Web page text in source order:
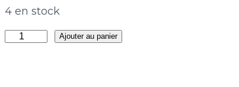
4 en stock
quantité
Ajouter au panier